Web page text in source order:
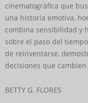
cinematográfica que
una historia emotiva,
combina sensibilidad y
sobre el paso del
de reinventarse,
decisiones que
BETTY G. FLORES